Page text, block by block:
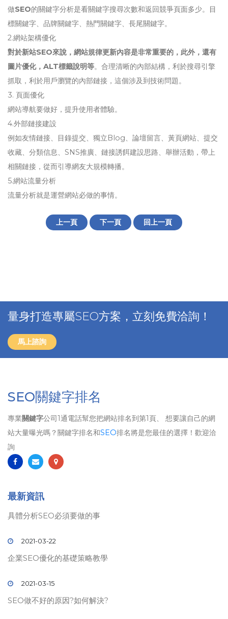
做SEO的關鍵字分析是看關鍵字搜尋次數和返回競爭頁面多少。目
標關鍵字、品牌關鍵字、熱門關鍵字、長尾關鍵字。
2.網站架構優化
對於新站SEO來說，網站規律更新內容是非常重要的，此外，還有
圖片優化，ALT標籤說明等。合理清晰的內部結構，利於搜尋引擎
抓取，利於用戶瀏覽的內部鏈接，這個涉及到技術問題。
3. 頁面優化
網站導航要做好，提升使用者體驗。
4.外部鏈接建設
例如友情鏈接、目錄提交、獨立Blog、論壇留言、黃頁網站、提交
收藏、分類信息、SNS推廣、鏈接誘餌建設思路、舉辦活動，帶上
相關鏈接，從而引導網友大規模轉播。
5.網站流量分析
流量分析就是運營網站必做的事情。
上一頁 下一頁 回上一頁
量身打造專屬SEO方案，立刻免費洽詢！
馬上諮詢
SEO關鍵字排名
專業關鍵字公司1通電話幫您把網站排名到第1頁、 想要讓自己的網
站大量曝光嗎？關鍵字排名和SEO排名將是您最佳的選擇！歡迎洽
詢
最新資訊
具體分析SEO必須要做的事
2021-03-22
企業SEO優化的基礎策略教學
2021-03-15
SEO做不好的原因?如何解決?